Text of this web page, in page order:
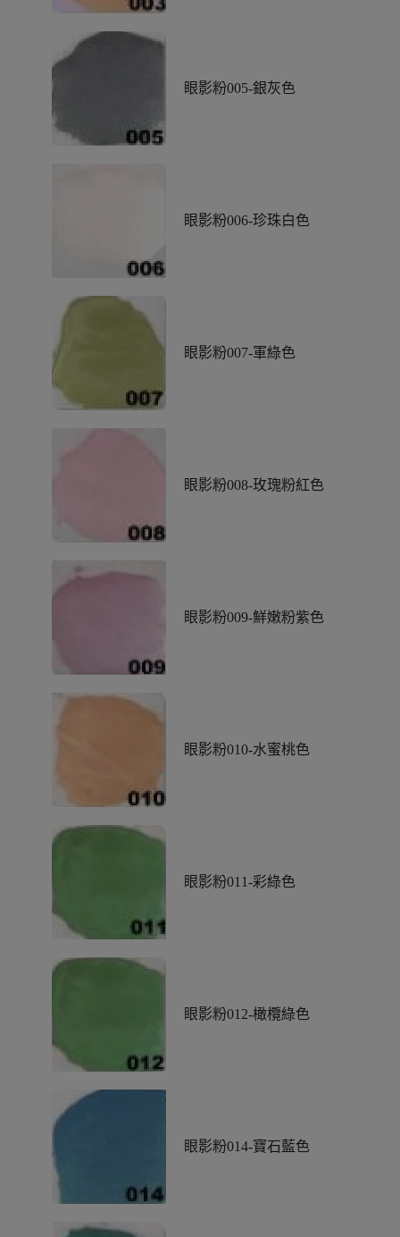
眼影粉005-銀灰色
眼影粉006-珍珠白色
眼影粉007-軍綠色
眼影粉008-玫瑰粉紅色
眼影粉009-鮮嫩粉紫色
眼影粉010-水蜜桃色
眼影粉011-彩綠色
眼影粉012-橄欖綠色
眼影粉014-寶石藍色